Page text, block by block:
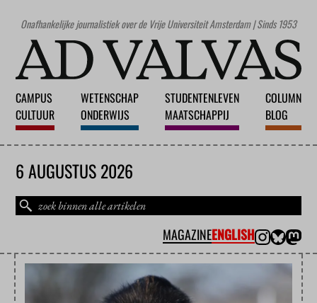
Onafhankelijke journalistiek over de Vrije Universiteit Amsterdam | Sinds 1953
CAMPUS
CULTUUR
WETENSCHAP
ONDERWIJS
STUDENTENLEVEN
MAATSCHAPPIJ
COLUMN
BLOG
6 AUGUSTUS 2026
MAGAZINEENGLISH